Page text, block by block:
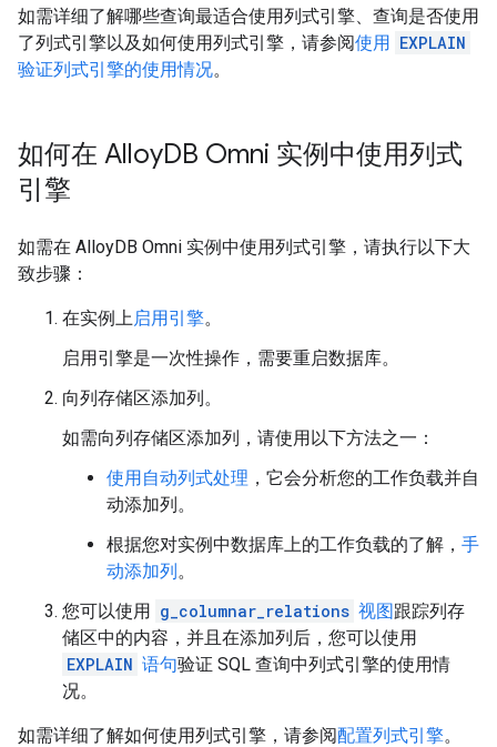
如需详细了解哪些查询最适合使用列式引擎、查询是否使用
了列式引擎以及如何使用列式引擎，请参阅使用 EXPLAIN
验证列式引擎的使用情况。
如何在 AlloyDB Omni 实例中使用列式
引擎
如需在 AlloyDB Omni 实例中使用列式引擎，请执行以下大
致步骤：
在实例上启用引擎。
启用引擎是一次性操作，需要重启数据库。
向列存储区添加列。
如需向列存储区添加列，请使用以下方法之一：
使用自动列式处理 ，它会分析您的工作负载并自
动添加列。
根据您对实例中数据库上的工作负载的了解， 手
动添加列。
您可以使用 g_columnar_relations 视图跟踪列存
储区中的内容，并且在添加列后，您可以使用
EXPLAIN 语句验证 SQL 查询中列式引擎的使用情
况。
如需详细了解如何使用列式引擎，请参阅配置列式引擎。